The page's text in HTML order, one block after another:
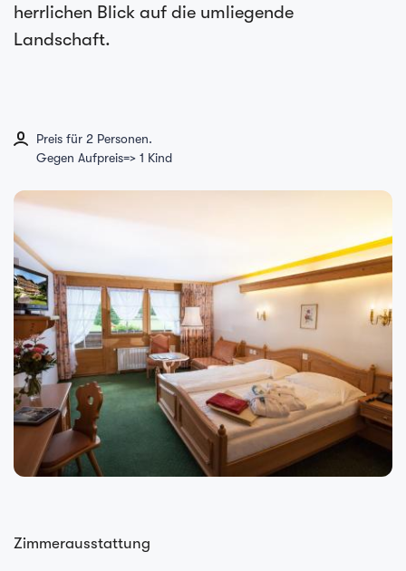
herrlichen Blick auf die umliegende
Landschaft.
Preis für 2 Personen.
Gegen Aufpreis=> 1 Kind
Zimmerausstattung